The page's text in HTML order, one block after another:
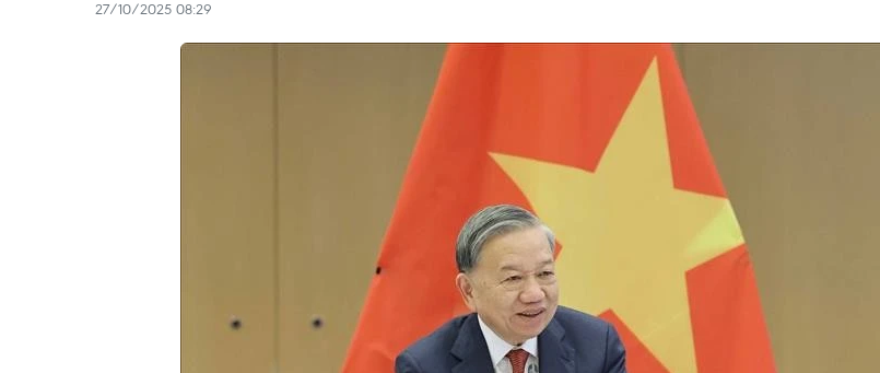
27/10/2025 08:29